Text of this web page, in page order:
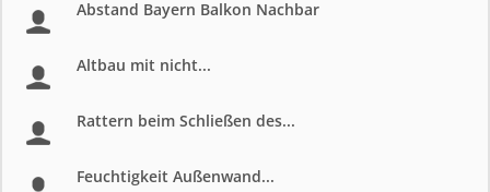
Abstand Bayern Balkon Nachbar
Altbau mit nicht...
Rattern beim Schließen des...
Feuchtigkeit Außenwand...